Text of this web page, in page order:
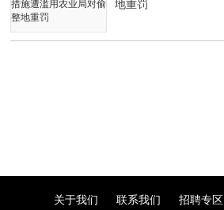
地重罚
关于我们 联系我们 招聘专区